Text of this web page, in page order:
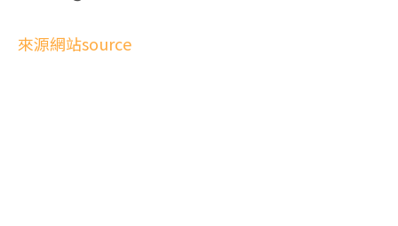
來源網站source